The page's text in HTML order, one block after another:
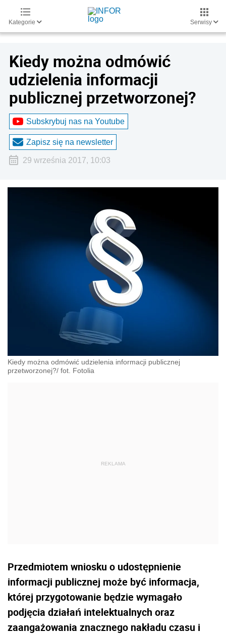
Kategorie Serwisy
Kiedy można odmówić
udzielenia informacji
publicznej przetworzonej?
Subskrybuj nas na Youtube
Zapisz się na newsletter
29 września 2017, 10:03
Kiedy można odmówić udzielenia informacji publicznej
przetworzonej?/ fot. Fotolia
Przedmiotem wniosku o udostępnienie
informacji publicznej może być informacja,
której przygotowanie będzie wymagało
podjęcia działań intelektualnych oraz
zaangażowania znacznego nakładu czasu i